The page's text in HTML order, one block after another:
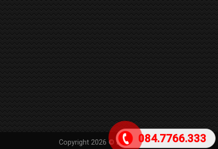
084.7766.333
Copyright 2026 ©mindost.com